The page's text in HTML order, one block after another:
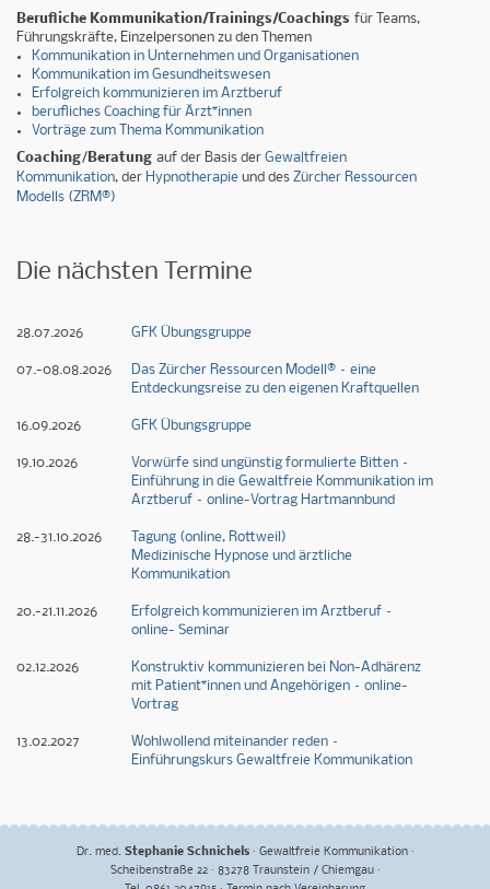
Berufliche Kommunikation/Trainings/Coachings für Teams,
Führungskräfte, Einzelpersonen zu den Themen
Kommunikation in Unternehmen und Organisationen
Kommunikation im Gesundheitswesen
Erfolgreich kommunizieren im Arztberuf
berufliches Coaching für Ärzt*innen
Vorträge zum Thema Kommunikation
Coaching/ Beratung auf der Basis der Gewaltfreien
Kommunikation, der Hypnotherapie und des Zürcher Ressourcen
Modells (ZRM®)
Die nächsten Termine
28.07.2026 GFK Übungsgruppe
07.-08.08.2026
Das Zürcher Ressourcen Modell® – eine
Entdeckungsreise zu den eigenen Kraftquellen
16.09.2026 GFK Übungsgruppe
19.10.2026
Vorwürfe sind ungünstig formulierte Bitten –
Einführung in die Gewaltfreie Kommunikation im
Arztberuf – online-Vortrag Hartmannbund
28.-31.10.2026
Tagung (online, Rottweil)
Medizinische Hypnose und ärztliche
Kommunikation
20.-21.11.2026
Erfolgreich kommunizieren im Arztberuf –
online- Seminar
02.12.2026
Konstruktiv kommunizieren bei Non-Adhärenz
mit Patient*innen und Angehörigen – online-
Vortrag
13.02.2027
Wohlwollend miteinander reden –
Einführungskurs Gewaltfreie Kommunikation
Dr. med. Stephanie Schnichels
Gewaltfreie Kommunikation
Scheibenstraße 22 · 83278 Traunstein / Chiemgau